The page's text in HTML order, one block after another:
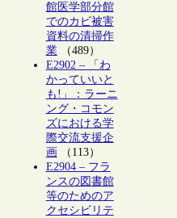
館医学部分館
でのカビ被害
資料の清掃作
業（489）
E2902 – 「わ
かっていいと
も!」：ラーニ
ング・コモン
ズにおける学
際交流支援企
画 （113）
E2904 – フラ
ンスの図書館
等のためのア
クセシビリテ